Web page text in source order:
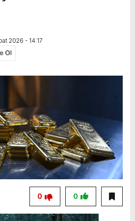
2026 - 14:17
0
0